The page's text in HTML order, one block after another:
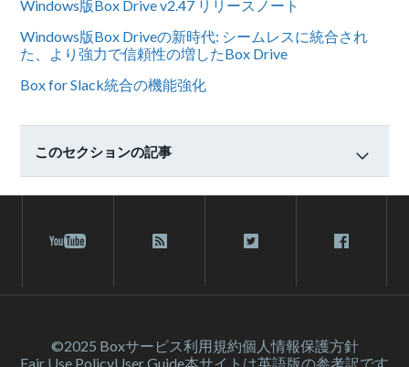
Windows版Box Drive v2.47 リリースノート
Windows版Box Driveの新時代: シームレスに統合され
た、より強力で信頼性の増したBox Drive
Box for Slack統合の機能強化
このセクションの記事
©2025 Boxサービス利⽤規約個人情報保護方針
Fair Use PolicyUser Guide本サイトは英語版の参考訳です